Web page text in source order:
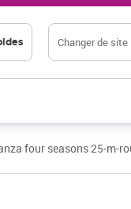
Changer de site
four seasons 25-m-